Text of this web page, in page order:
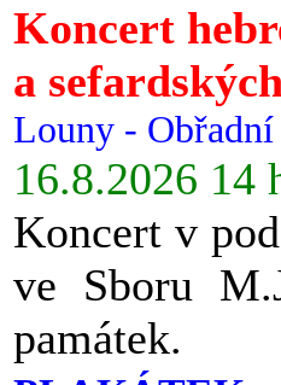
Koncert
a
Louny -
16.8.2026 14
Koncert v
ve Sboru
památek.